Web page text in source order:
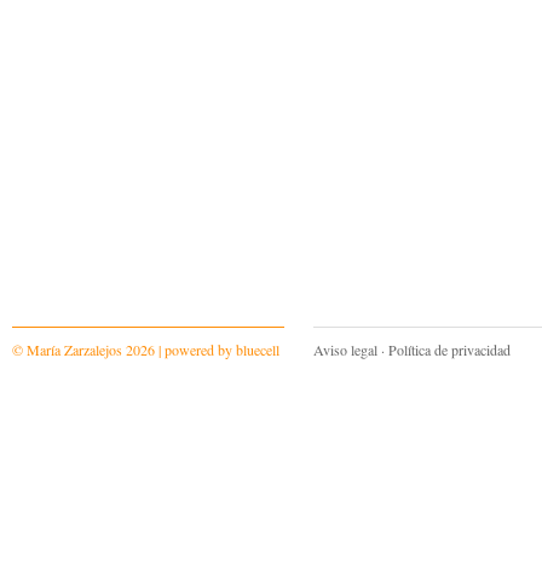
© María Zarzalejos 2026 | powered bybluecell Aviso legal · Política de privacidad